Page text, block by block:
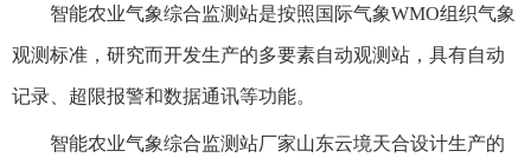
智能农业气象综合监测站是按照国际气象WMO组织气象
观测标准，研究而开发生产的多要素自动观测站，具有自动
记录、超限报警和数据通讯等功能。
智能农业气象综合监测站厂家山东云境天合设计生产的